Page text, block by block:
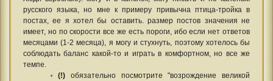
русского языка, но мне к примеру привычна птица-тройка в
постах, ее я хотел бы оставить. размер постов значения не
имеет, но по скорости все же есть пороги, ибо если нет ответов
месяцами (1-2 месяца), я могу и стухнуть, поэтому хотелось бы
соблюдать баланс какой-то и играть в комфортном, но все же
темпе.
+ (!) обязательно посмотрите "возрождение великой